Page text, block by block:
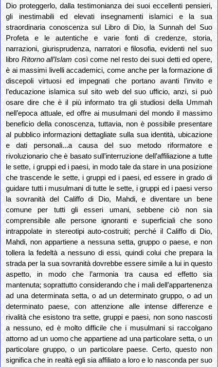
Dio proteggerlo, dalla testimonianza dei suoi eccellenti pensieri,
gli inestimabili ed elevati insegnamenti islamici e la sua
straordinaria conoscenza sul Libro di Dio, la Sunnah del Suo
Profeta e le autentiche e varie fonti di credenze, storia,
narrazioni, giurisprudenza, narratori e filosofia, evidenti nel suo
libro Ritorno all’Islam così come nel resto dei suoi detti ed opere,
è ai massimi livelli accademici, come anche per la formazione di
discepoli virtuosi ed impegnati che portano avanti l’invito e
l’educazione islamica sul sito web del suo ufficio, anzi, si può
osare dire che è il più informato tra gli studiosi della Ummah
nell’epoca attuale, ed offre ai musulmani del mondo il massimo
beneficio della conoscenza, tuttavia, non è possibile presentare
al pubblico informazioni dettagliate sulla sua identità, ubicazione
e dati personali...a causa del suo metodo riformatore e
rivoluzionario che è basato sull’interruzione dell’affiliazione a tutte
le sette, i gruppi ed i paesi, in modo tale da stare in una posizione
che trascende le sette, i gruppi ed i paesi, ed essere in grado di
guidare tutti i musulmani di tutte le sette, i gruppi ed i paesi verso
la sovranità del Califfo di Dio, Mahdi, e diventare un bene
comune per tutti gli esseri umani, sebbene ciò non sia
comprensibile alle persone ignoranti e superficiali che sono
intrappolate in stereotipi auto-costruiti; perché il Califfo di Dio,
Mahdi, non appartiene a nessuna setta, gruppo o paese, e non
tollera la fedeltà a nessuno di essi, quindi colui che prepara la
strada per la sua sovranità dovrebbe essere simile a lui in questo
aspetto, in modo che l’armonia tra causa ed effetto sia
mantenuta; soprattutto considerando che i mali dell’appartenenza
ad una determinata setta, o ad un determinato gruppo, o ad un
determinato paese, con attenzione alle intense differenze e
rivalità che esistono tra sette, gruppi e paesi, non sono nascosti
a nessuno, ed è molto difficile che i musulmani si raccolgano
attorno ad un uomo che appartiene ad una particolare setta, o un
particolare gruppo, o un particolare paese. Certo, questo non
significa che in realtà egli sia affiliato a loro e lo nasconda per suo